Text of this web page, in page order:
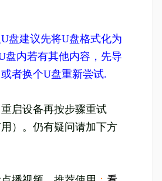
盘建议先将U盘格式化为
盘内若有其他内容，先导
者换个U盘重新尝试.
启设备再按步骤重试
用）。仍有疑问请加下方